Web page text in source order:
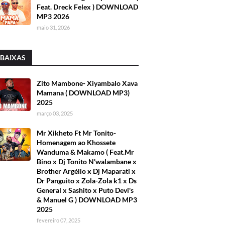
Feat. Dreck Felex ) DOWNLOAD
MP3 2026
maio 31, 2026
Zito Mambone- Xiyambalo Xava
Mamana ( DOWNLOAD MP3)
2025
março 03, 2025
Mr Xikheto Ft Mr Tonito-
Homenagem ao Khossete
Wanduma & Makamo ( Feat.Mr
Bino x Dj Tonito N'walambane x
Brother Argélio x Dj Maparati x
Dr Panguito x Zola-Zola k1 x Ds
General x Sashito x Puto Devi's
& Manuel G ) DOWNLOAD MP3
2025
fevereiro 07, 2025